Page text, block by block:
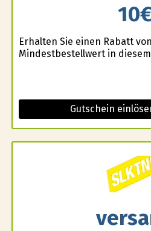
Erhalten Sie einen Rabatt
Mindestbestellwert in
Gutschein